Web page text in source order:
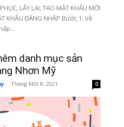
LẤY LẠI, TẠO MẬT KHẨU MỚI
KHẨU ĐĂNG NHÂP Bước 1: Về
danh mục sản
Nhơn Mỹ
- Tháng Một 8, 2021 0